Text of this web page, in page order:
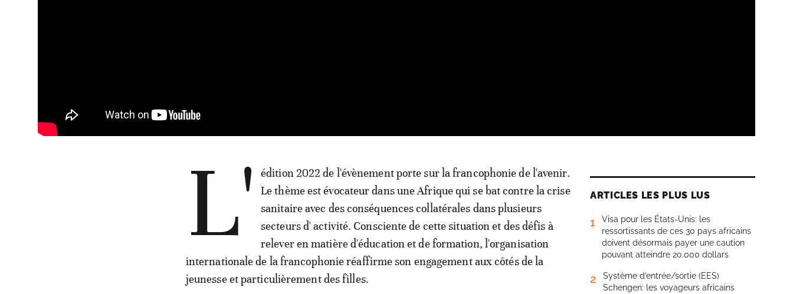
L'
édition 2022 de l'évènement porte sur la francophonie de l'avenir.
Le thème est évocateur dans une Afrique qui se bat contre la crise
sanitaire avec des conséquences collatérales dans plusieurs
secteurs d' activité. Consciente de cette situation et des défis à
relever en matière d'éducation et de formation, l'organisation
internationale de la francophonie réaffirme son engagement aux côtés de la
jeunesse et particulièrement des filles.
ARTICLES LES PLUS LUS
1
Visa pour les États-Unis: les
ressortissants de ces 30 pays africains
doivent désormais payer une caution
pouvant atteindre 20.000 dollars
2
Système d’entrée/sortie (EES)
Schengen: les voyageurs africains